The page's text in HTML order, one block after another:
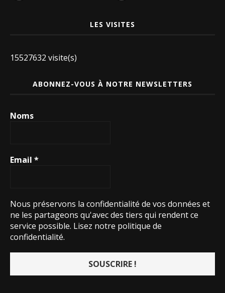
LES VISITES
15527632 visite(s)
ABONNEZ-VOUS À NOTRE NEWSLETTERS
Noms
Email *
Nous préservons la confidentialité de vos données et
ne les partageons qu'avec des tiers qui rendent ce
service possible. Lisez notre politique de
confidentialité.